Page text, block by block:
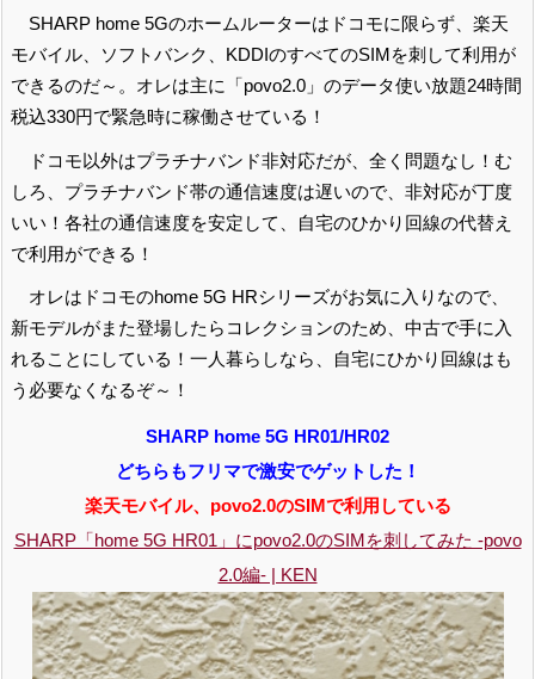
SHARP home 5Gのホームルーターはドコモに限らず、楽天
モバイル、ソフトバンク、KDDIのすべてのSIMを刺して利用が
できるのだ～。オレは主に「povo2.0」のデータ使い放題24時間
税込330円で緊急時に稼働させている！
ドコモ以外はプラチナバンド非対応だが、全く問題なし！む
しろ、プラチナバンド帯の通信速度は遅いので、非対応が丁度
いい！各社の通信速度を安定して、自宅のひかり回線の代替え
で利用ができる！
オレはドコモのhome 5G HRシリーズがお気に入りなので、
新モデルがまた登場したらコレクションのため、中古で手に入
れることにしている！一人暮らしなら、自宅にひかり回線はも
う必要なくなるぞ～！
SHARP home 5G HR01/HR02
どちらもフリマで激安でゲットした！
楽天モバイル、povo2.0のSIMで利用している
SHARP「home 5G HR01」にpovo2.0のSIMを刺してみた -povo
2.0編- | KEN